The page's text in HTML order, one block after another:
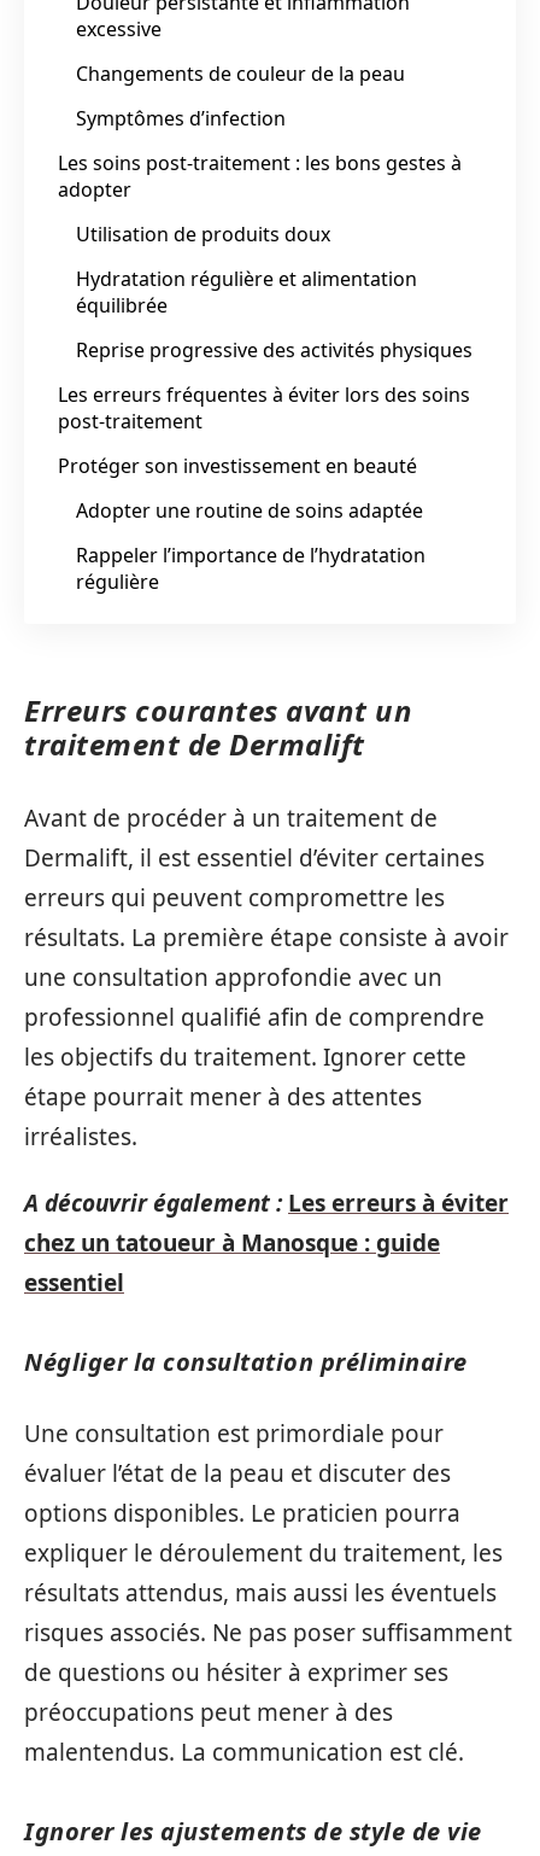
excessive
Changements de couleur de la peau
Symptômes d’infection
Les soins post-traitement : les bons gestes à
adopter
Utilisation de produits doux
Hydratation régulière et alimentation
équilibrée
Reprise progressive des activités physiques
Les erreurs fréquentes à éviter lors des soins
post-traitement
Protéger son investissement en beauté
Adopter une routine de soins adaptée
Rappeler l’importance de l’hydratation
régulière
Erreurs courantes avant un
traitement de Dermalift
Avant de procéder à un traitement de
Dermalift, il est essentiel d’éviter certaines
erreurs qui peuvent compromettre les
résultats. La première étape consiste à avoir
une consultation approfondie avec un
professionnel qualifié afin de comprendre
les objectifs du traitement. Ignorer cette
étape pourrait mener à des attentes
irréalistes.
A découvrir également : Les erreurs à éviter
chez un tatoueur à Manosque : guide
essentiel
Négliger la consultation préliminaire
Une consultation est primordiale pour
évaluer l’état de la peau et discuter des
options disponibles. Le praticien pourra
expliquer le déroulement du traitement, les
résultats attendus, mais aussi les éventuels
risques associés. Ne pas poser suffisamment
de questions ou hésiter à exprimer ses
préoccupations peut mener à des
malentendus. La communication est clé.
Ignorer les ajustements de style de vie